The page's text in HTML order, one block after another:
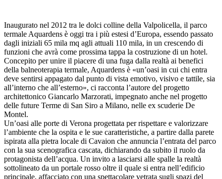
Inaugurato nel 2012 tra le dolci colline della Valpolicella, il parco
termale Aquardens è oggi tra i più estesi d’Europa, essendo passato
dagli iniziali 65 mila mq agli attuali 110 mila, in un crescendo di
funzioni che avrà come prossima tappa la costruzione di un hotel.
Concepito per unire il piacere di una fuga dalla realtà ai benefici
della balneoterapia termale, Aquardens è «un’oasi in cui chi entra
deve sentirsi appagato dal punto di vista emotivo, visivo e tattile, sia
all’interno che all’esterno», ci racconta l’autore del progetto
architettonico Giancarlo Marzorati, impegnato anche nel progetto
delle future Terme di San Siro a Milano, nelle ex scuderie De
Montel.
Un’oasi alle porte di Verona progettata per rispettare e valorizzare
l’ambiente che la ospita e le sue caratteristiche, a partire dalla parete
ispirata alla pietra locale di Cavaion che annuncia l’entrata del parco
con la sua scenografica cascata, dichiarando da subito il ruolo da
protagonista dell’acqua. Un invito a lasciarsi alle spalle la realtà
sottolineato da un portale rosso oltre il quale si entra nell’edificio
principale, affacciato con una spettacolare vetrata sugli spazi del